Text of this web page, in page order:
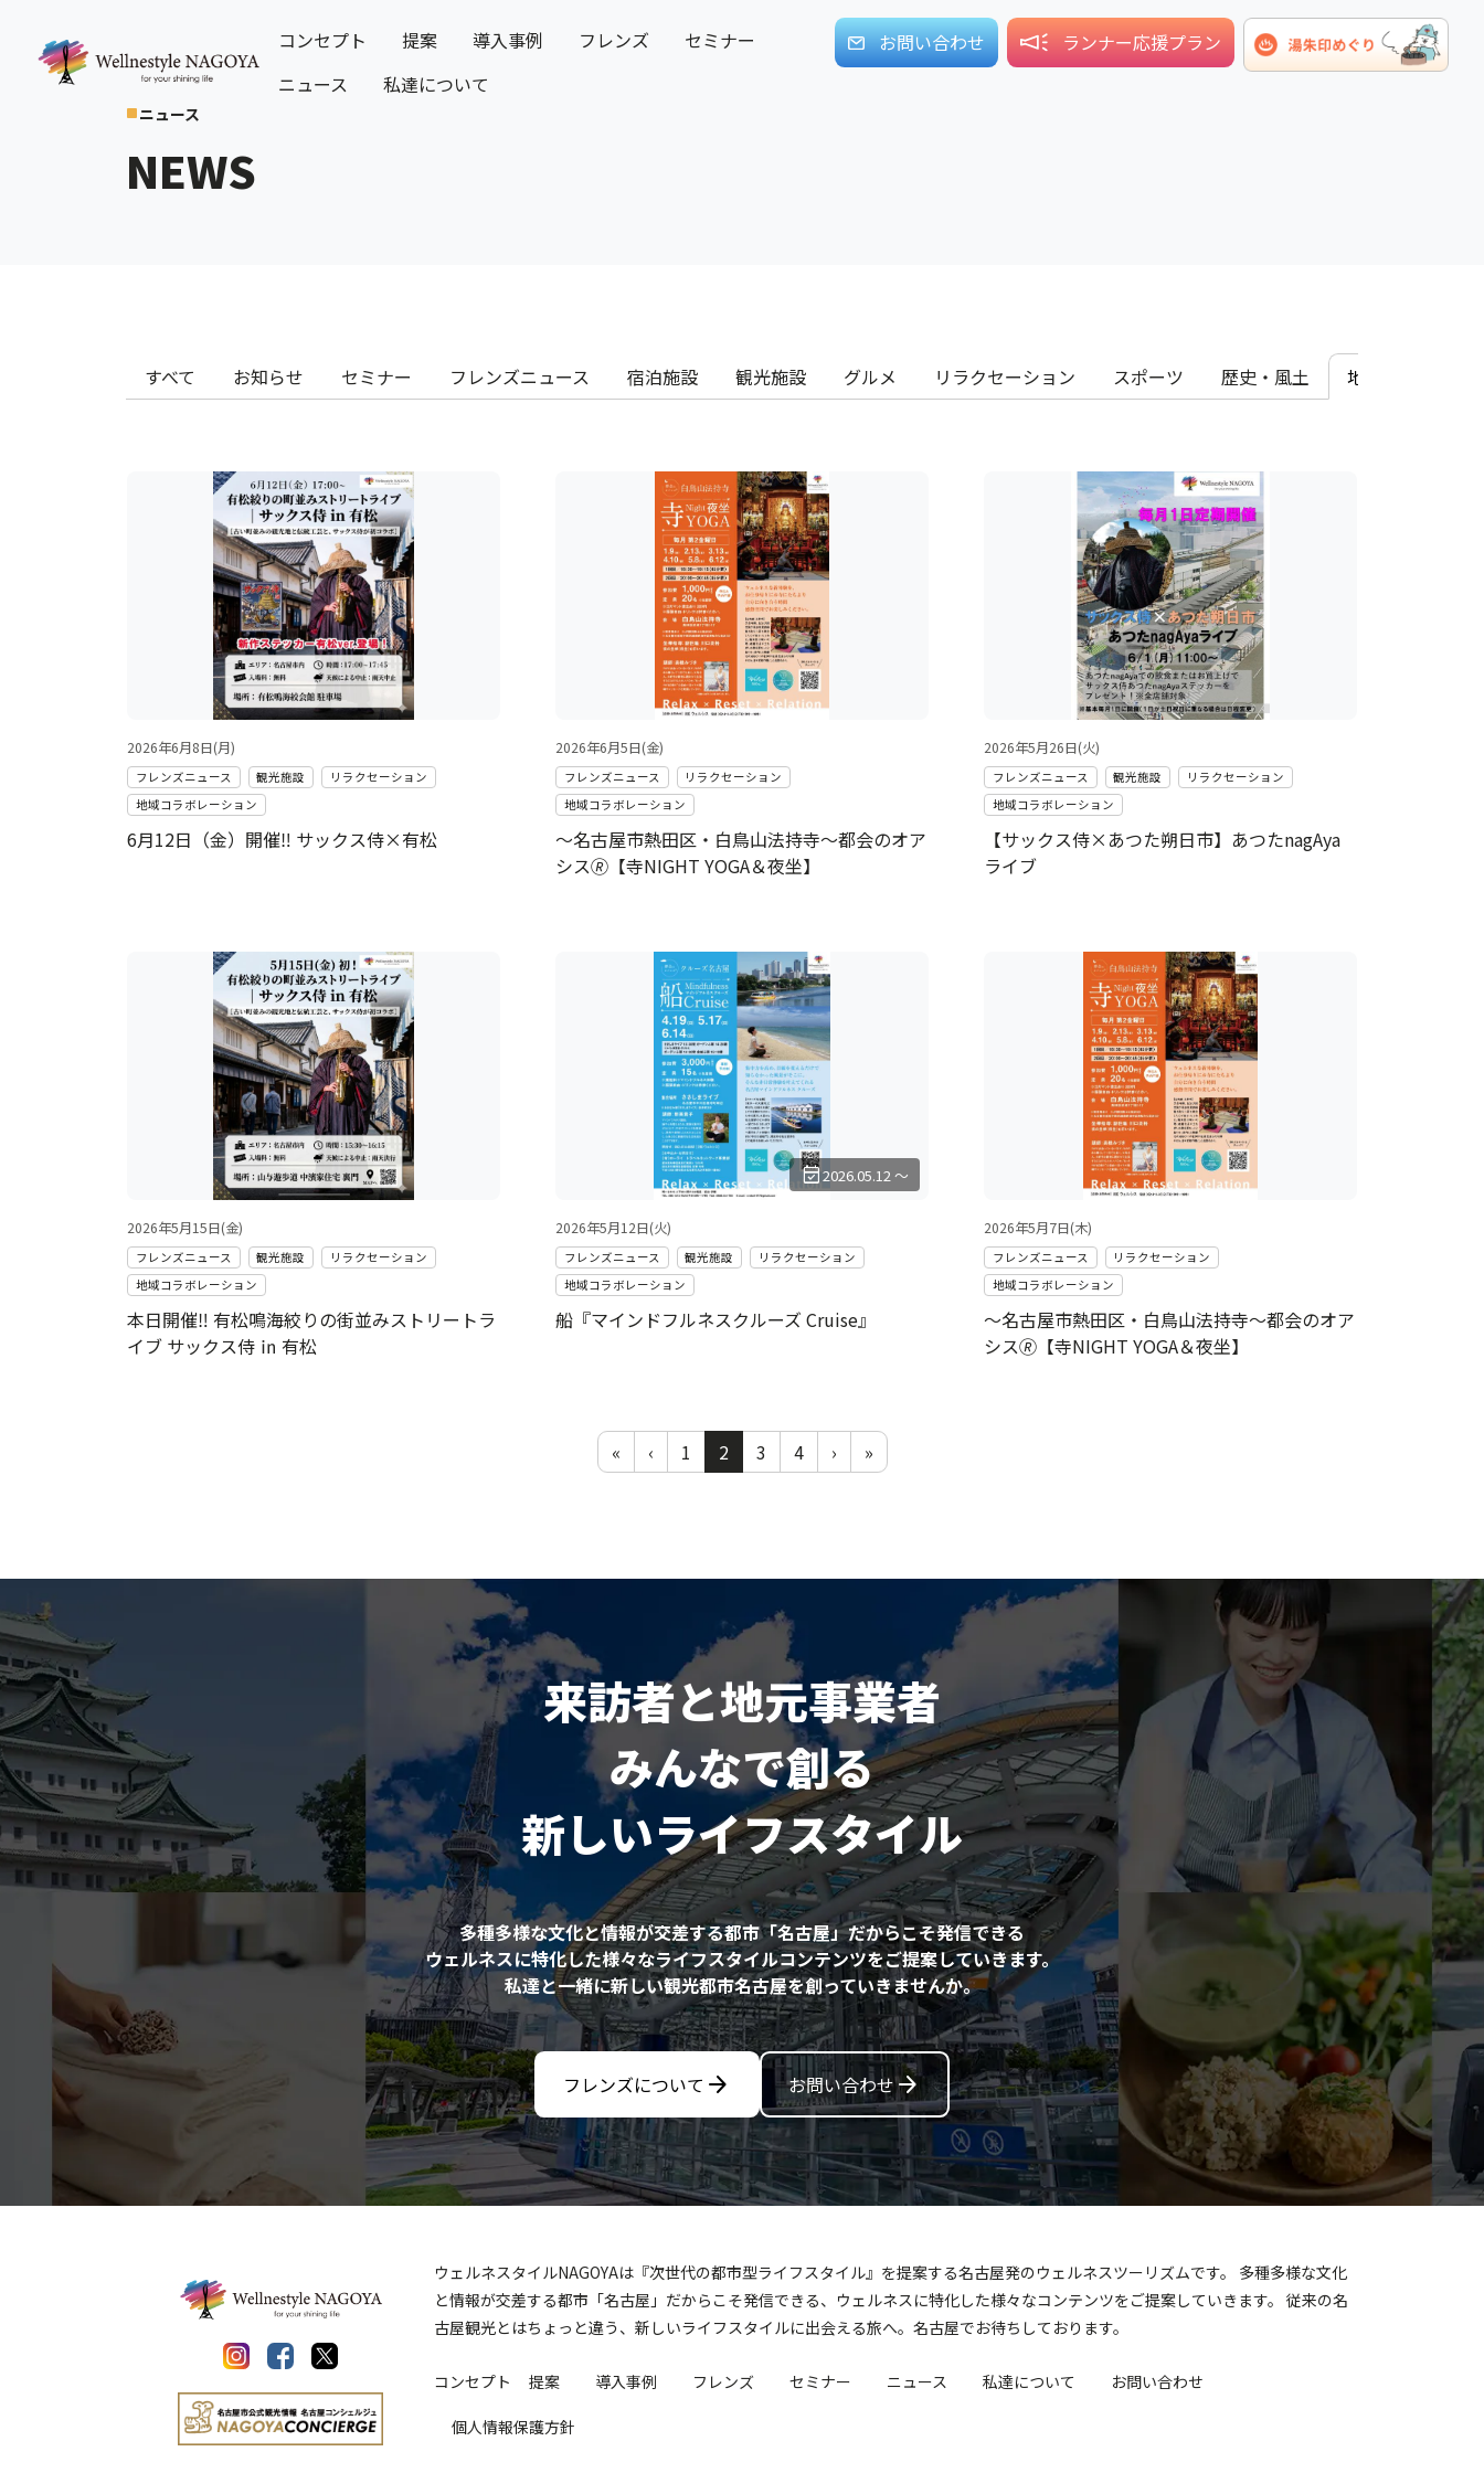
コンセプト 提案 導入事例 フレンズ
セミナー
ニュース
私達について
お問い合わせ ランナー応援プラン
crop_square ニュース
NEWS
すべて お知らせ セミナー フレンズニュース 宿泊施設 観光施設 グルメ リラクセーション スポーツ 歴史・風土 地域コラボレー
2026年6月8日(月)
フレンズニュース 観光施設
リラクセーション
地域コラボレーション
6月12日（金）開催‼ サックス侍×有松
2026年6月5日(金)
フレンズニュース
リラクセーション
地域コラボレーション
～名古屋市熱田区・白鳥山法持寺～都会のオア
シス🄬【寺NIGHT YOGA＆夜坐】
2026年5月26日(火)
フレンズニュース 観光施設
リラクセーション
地域コラボレーション
【サックス侍×あつた朔日市】あつたnagAya
ライブ
2026年5月15日(金)
フレンズニュース 観光施設
リラクセーション
地域コラボレーション
本日開催‼ 有松鳴海絞りの街並みストリートラ
イブ サックス侍 ㏌ 有松
event_available2026.05.12 ～
2026年5月12日(火)
フレンズニュース 観光施設
リラクセーション
地域コラボレーション
船『マインドフルネスクルーズ Cruise』
2026年5月7日(木)
フレンズニュース
リラクセーション
地域コラボレーション
～名古屋市熱田区・白鳥山法持寺～都会のオア
シス🄬【寺NIGHT YOGA＆夜坐】
« ‹ 1 2 3 4 › »
来訪者と地元事業者
みんなで創る
新しいライフスタイル
多種多様な文化と情報が交差する都市「名古屋」だからこそ発信できる
ウェルネスに特化した様々なライフスタイルコンテンツをご提案していきます。
私達と一緒に新しい観光都市名古屋を創っていきませんか。
フレンズについて arrow_forward お問い合わせarrow_forward
ウェルネスタイルNAGOYAは『次世代の都市型ライフスタイル』を提案する名古屋発のウェルネスツーリズムです。 多種多様な文化
と情報が交差する都市「名古屋」だからこそ発信できる、ウェルネスに特化した様々なコンテンツをご提案していきます。 従来の名
古屋観光とはちょっと違う、新しいライフスタイルに出会える旅へ。名古屋でお待ちしております。
コンセプト 提案 導入事例 フレンズ セミナー ニュース 私達について お問い合わせ
個人情報保護方針